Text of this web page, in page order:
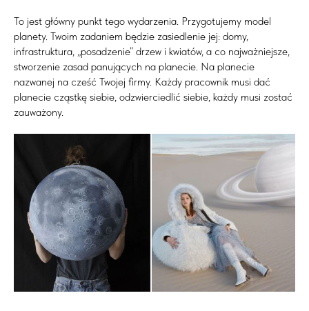
To jest główny punkt tego wydarzenia. Przygotujemy model
planety. Twoim zadaniem będzie zasiedlenie jej: domy,
infrastruktura, „posadzenie” drzew i kwiatów, a co najważniejsze,
stworzenie zasad panujących na planecie. Na planecie
nazwanej na cześć Twojej firmy. Każdy pracownik musi dać
planecie cząstkę siebie, odzwierciedlić siebie, każdy musi zostać
zauważony.